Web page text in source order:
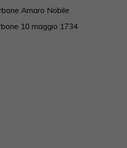
Amaro Nobile
10 maggio 1734